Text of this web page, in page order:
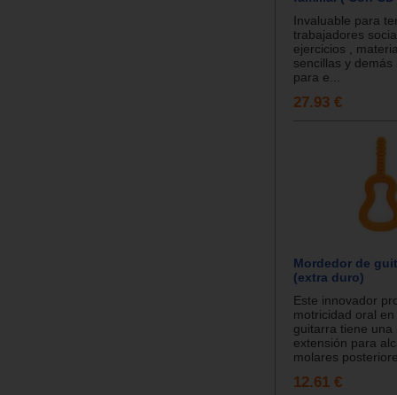
Invaluable para
trabajadores
ejercicios ,
sencillas y
para e...
27.93 €
Mordedor de
(extra duro)
Este innovador
motricidad oral
guitarra tiene una
extensión para
molares
12.61 €